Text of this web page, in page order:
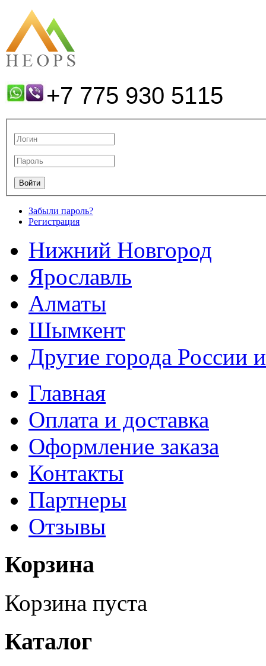
+7 775 930 5115
Забыли пароль?
Регистрация
Нижний Новгород
Ярославль
Алматы
Шымкент
Другие города России
Главная
Оплата и доставка
Оформление заказа
Контакты
Партнеры
Отзывы
Корзина
Корзина пуста
Каталог